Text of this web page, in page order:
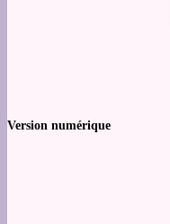
Version numérique